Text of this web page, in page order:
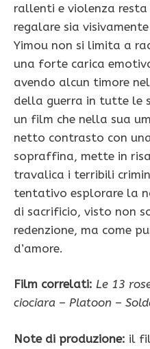
rallenti e violenza
regalare sia
Yimou non si limita a
una forte carica
avendo alcun timore
della guerra in tutte le
un film che nella sua
netto contrasto con
sopraffina, mette in
travalica i terribili
tentativo esplorare la
di sacrificio, visto non
redenzione, ma come
d’amore.
Film correlati: Le 13
ciociara – Platoon –
Note di produzione: il